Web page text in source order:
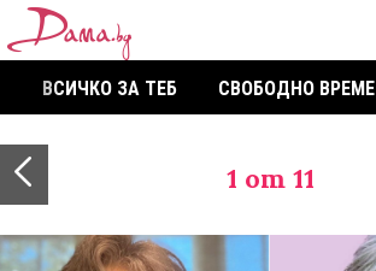
ВСИЧКО ЗА ТЕБ СВОБОДНО ВРЕМЕ
1 от 11